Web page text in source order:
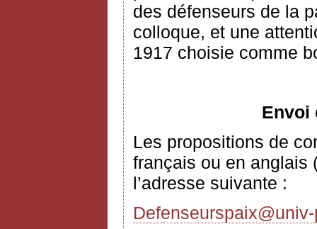
des défenseurs de la
colloque, et une
1917 choisie comme
Envoi
Les propositions de
français ou en anglais
l’adresse suivante :